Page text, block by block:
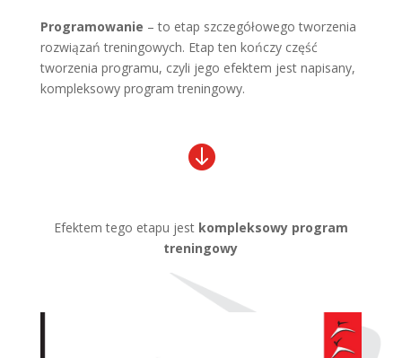
Programowanie – to etap szczegółowego tworzenia
rozwiązań treningowych. Etap ten kończy część
tworzenia programu, czyli jego efektem jest napisany,
kompleksowy program treningowy.

Efektem tego etapu jest kompleksowy program
treningowy